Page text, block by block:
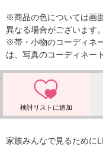
※商品の色については画
異なる場合がございます
※帯・小物のコーディネ
は、写真のコーディネー
家族みんなで見るために